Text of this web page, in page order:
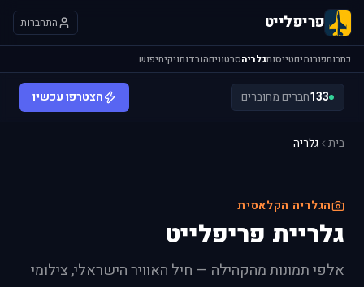
פריפלייט התחברות
כתבותפורומיםטייסותגלריהסרטוניםהורדותויקיחיפוש
133חברים מחוברים הצטרפו עכשיו
בית גלריה
הגלריה הקלאסית
גלריית פריפלייט
אלפי תמונות מהקהילה — חיל האוויר הישראלי, צילומי